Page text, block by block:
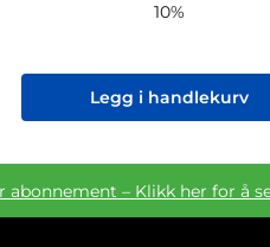
10%
Legg i handlekurv
abonnement – Klikk her for å